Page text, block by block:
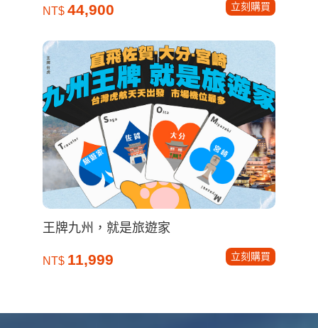
NT$ 44,900 立刻購買
王牌九州，就是旅遊家
NT$ 11,999 立刻購買